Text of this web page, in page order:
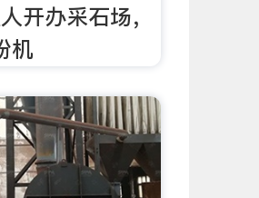
开办采石场，
机